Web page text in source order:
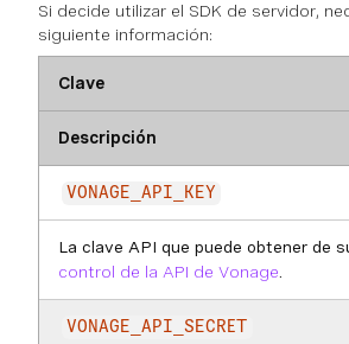
Si decide utilizar el SDK de servidor,
siguiente información:
Clave
Descripción
VONAGE_API_KEY
La clave API que puede obtener de
control de la API de Vonage
VONAGE_API_SECRET